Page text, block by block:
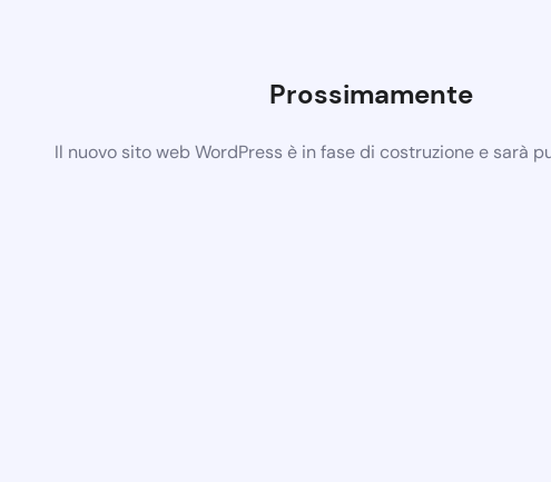
Prossimamente
Il nuovo sito web WordPress è in fase di costruzione e sarà